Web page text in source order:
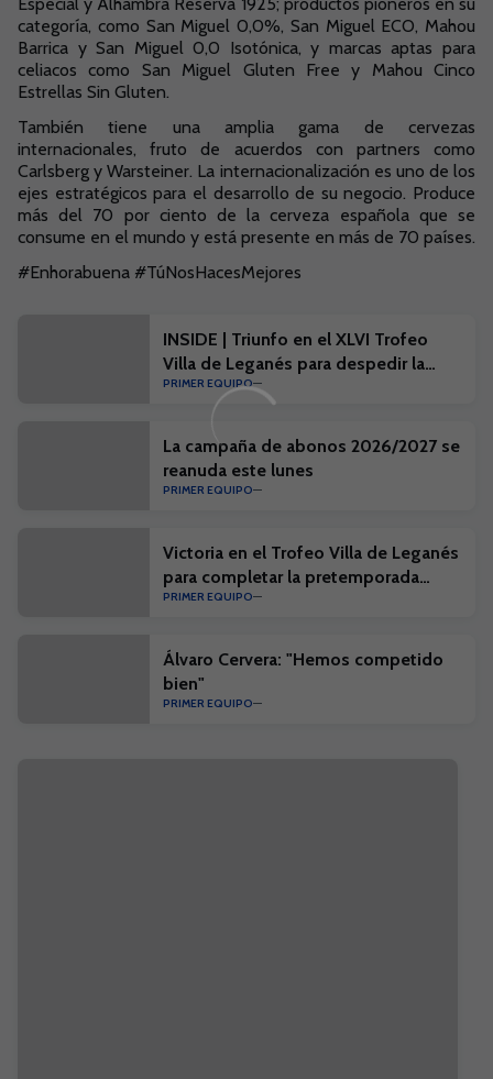
categoría, como San Miguel 0,0%, San Miguel ECO, Mahou
Barrica y San Miguel 0,0 Isotónica, y marcas aptas para
celiacos como San Miguel Gluten Free y Mahou Cinco
Estrellas Sin Gluten.
También tiene una amplia gama de cervezas
internacionales, fruto de acuerdos con partners como
Carlsberg y Warsteiner. La internacionalización es uno de los
ejes estratégicos para el desarrollo de su negocio. Produce
más del 70 por ciento de la cerveza española que se
consume en el mundo y está presente en más de 70 países.
#Enhorabuena #TúNosHacesMejores
INSIDE | Triunfo en el XLVI Trofeo
Villa de Leganés para despedir la
pretemporada
PRIMER EQUIPO
La campaña de abonos 2026/2027 se
reanuda este lunes
PRIMER EQUIPO
Victoria en el Trofeo Villa de Leganés
para completar la pretemporada
blanquiazul
PRIMER EQUIPO
Álvaro Cervera: "Hemos competido
bien"
PRIMER EQUIPO